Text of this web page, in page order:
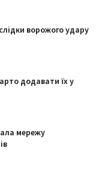
ворожого удару
додавати їх у
мережу